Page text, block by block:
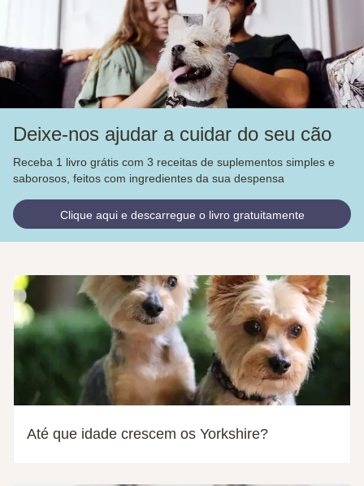
Deixe-nos ajudar a cuidar do seu cão
Receba 1 livro grátis com 3 receitas de suplementos simples e
saborosos, feitos com ingredientes da sua despensa
Clique aqui e descarregue o livro gratuitamente
Até que idade crescem os Yorkshire?